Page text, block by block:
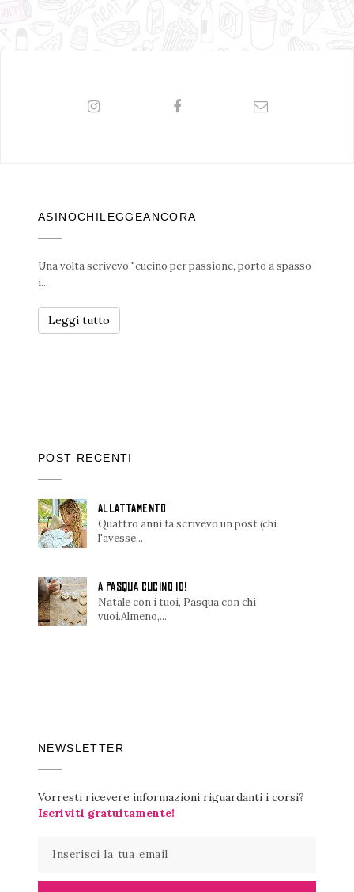
ASINOCHILEGGEANCORA
Una volta scrivevo "cucino per passione, porto a spasso
i...
Leggi tutto
POST RECENTI
ALLATTAMENTO
Quattro anni fa scrivevo un post (chi
l'avesse...
A PASQUA CUCINO IO!
Natale con i tuoi, Pasqua con chi
vuoi.Almeno,...
NEWSLETTER
Vorresti ricevere informazioni riguardanti i corsi?
Iscriviti gratuitamente!